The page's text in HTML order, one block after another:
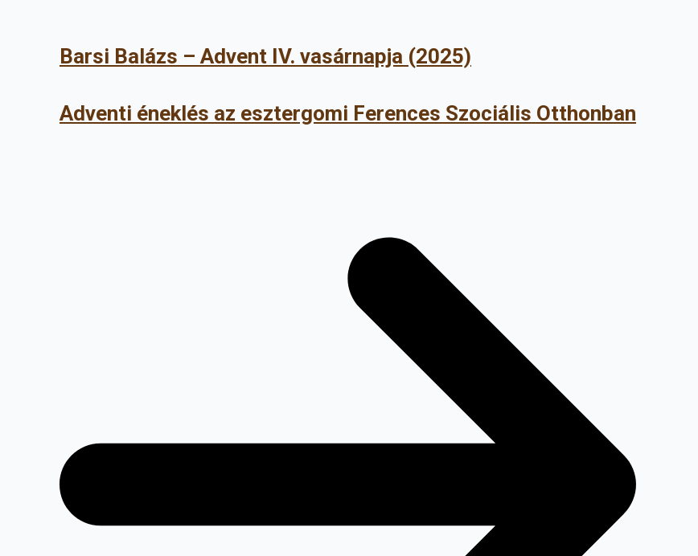
Barsi Balázs – Advent IV. vasárnapja (2025)
Adventi éneklés az esztergomi Ferences Szociális Otthonban